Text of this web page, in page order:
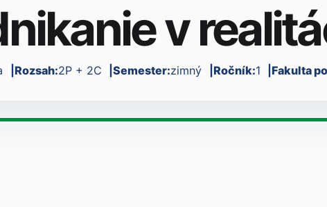
v
Rozsah:2P + 2C Semester:zimný Ročník:1 Fakulta